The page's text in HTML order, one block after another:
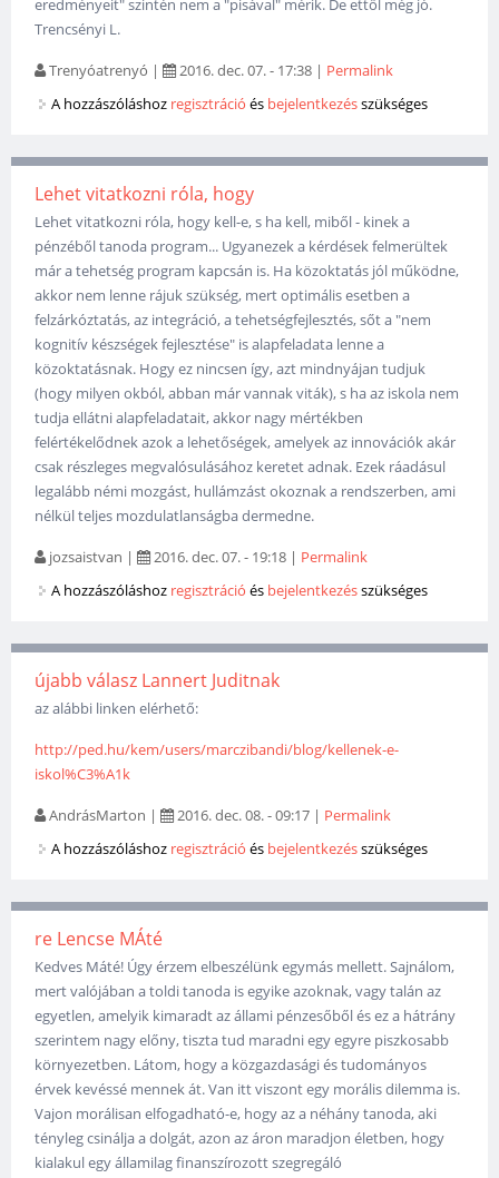
eredményeit" szintén nem a "pisával" mérik. De ettől még jó.
Trencsényi L.
Trenyóatrenyó | 2016. dec. 07. - 17:38 | Permalink
A hozzászóláshoz regisztráció és bejelentkezésszükséges
Lehet vitatkozni róla, hogy
Lehet vitatkozni róla, hogy kell-e, s ha kell, miből - kinek a
pénzéből tanoda program... Ugyanezek a kérdések felmerültek
már a tehetség program kapcsán is. Ha közoktatás jól működne,
akkor nem lenne rájuk szükség, mert optimális esetben a
felzárkóztatás, az integráció, a tehetségfejlesztés, sőt a "nem
kognitív készségek fejlesztése" is alapfeladata lenne a
közoktatásnak. Hogy ez nincsen így, azt mindnyájan tudjuk
(hogy milyen okból, abban már vannak viták), s ha az iskola nem
tudja ellátni alapfeladatait, akkor nagy mértékben
felértékelődnek azok a lehetőségek, amelyek az innovációk akár
csak részleges megvalósulásához keretet adnak. Ezek ráadásul
legalább némi mozgást, hullámzást okoznak a rendszerben, ami
nélkül teljes mozdulatlanságba dermedne.
jozsaistvan | 2016. dec. 07. - 19:18 | Permalink
A hozzászóláshoz regisztráció és bejelentkezésszükséges
újabb válasz Lannert Juditnak
az alábbi linken elérhető:
http://ped.hu/kem/users/marczibandi/blog/kellenek-e-
iskol%C3%A1k
AndrásMarton | 2016. dec. 08. - 09:17 | Permalink
A hozzászóláshoz regisztráció és bejelentkezésszükséges
re Lencse MÁté
Kedves Máté! Úgy érzem elbeszélünk egymás mellett. Sajnálom,
mert valójában a toldi tanoda is egyike azoknak, vagy talán az
egyetlen, amelyik kimaradt az állami pénzesőből és ez a hátrány
szerintem nagy előny, tiszta tud maradni egy egyre piszkosabb
környezetben. Látom, hogy a közgazdasági és tudományos
érvek kevéssé mennek át. Van itt viszont egy morális dilemma is.
Vajon morálisan elfogadható-e, hogy az a néhány tanoda, aki
tényleg csinálja a dolgát, azon az áron maradjon életben, hogy
kialakul egy államilag finanszírozott szegregáló